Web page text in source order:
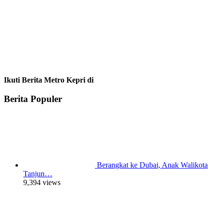
Ikuti Berita Metro Kepri di
Berita Populer
Berangkat ke Dubai, Anak Walikota
Tanjun…
9,394 views